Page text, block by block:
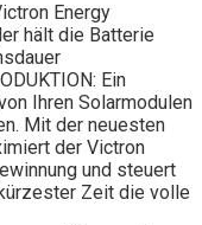
Energy
hält die Batterie
Ein
Ihren Solarmodulen
Mit der neuesten
der Victron
und steuert
Zeit die volle